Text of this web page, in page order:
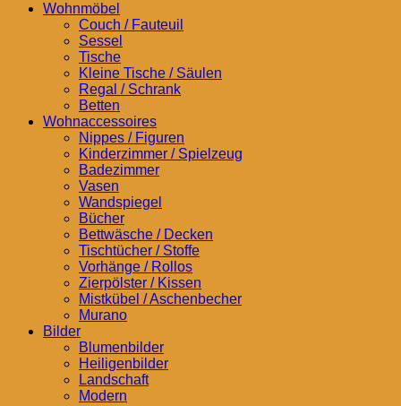
Wohnmöbel
Couch / Fauteuil
Sessel
Tische
Kleine Tische / Säulen
Regal / Schrank
Betten
Wohnaccessoires
Nippes / Figuren
Kinderzimmer / Spielzeug
Badezimmer
Vasen
Wandspiegel
Bücher
Bettwäsche / Decken
Tischtücher / Stoffe
Vorhänge / Rollos
Zierpölster / Kissen
Mistkübel / Aschenbecher
Murano
Bilder
Blumenbilder
Heiligenbilder
Landschaft
Modern